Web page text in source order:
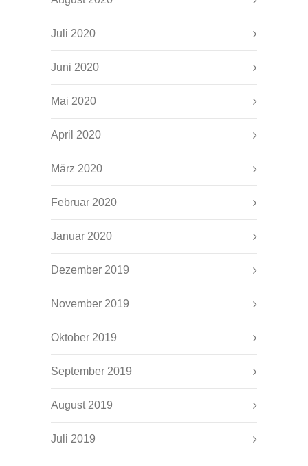
Juli 2020
Juni 2020
Mai 2020
April 2020
März 2020
Februar 2020
Januar 2020
Dezember 2019
November 2019
Oktober 2019
September 2019
August 2019
Juli 2019